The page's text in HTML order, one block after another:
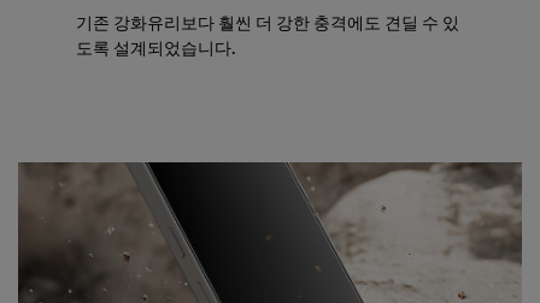
기존 강화유리보다 훨씬 더 강한 충격에도 견딜 수 있
도록 설계되었습니다.